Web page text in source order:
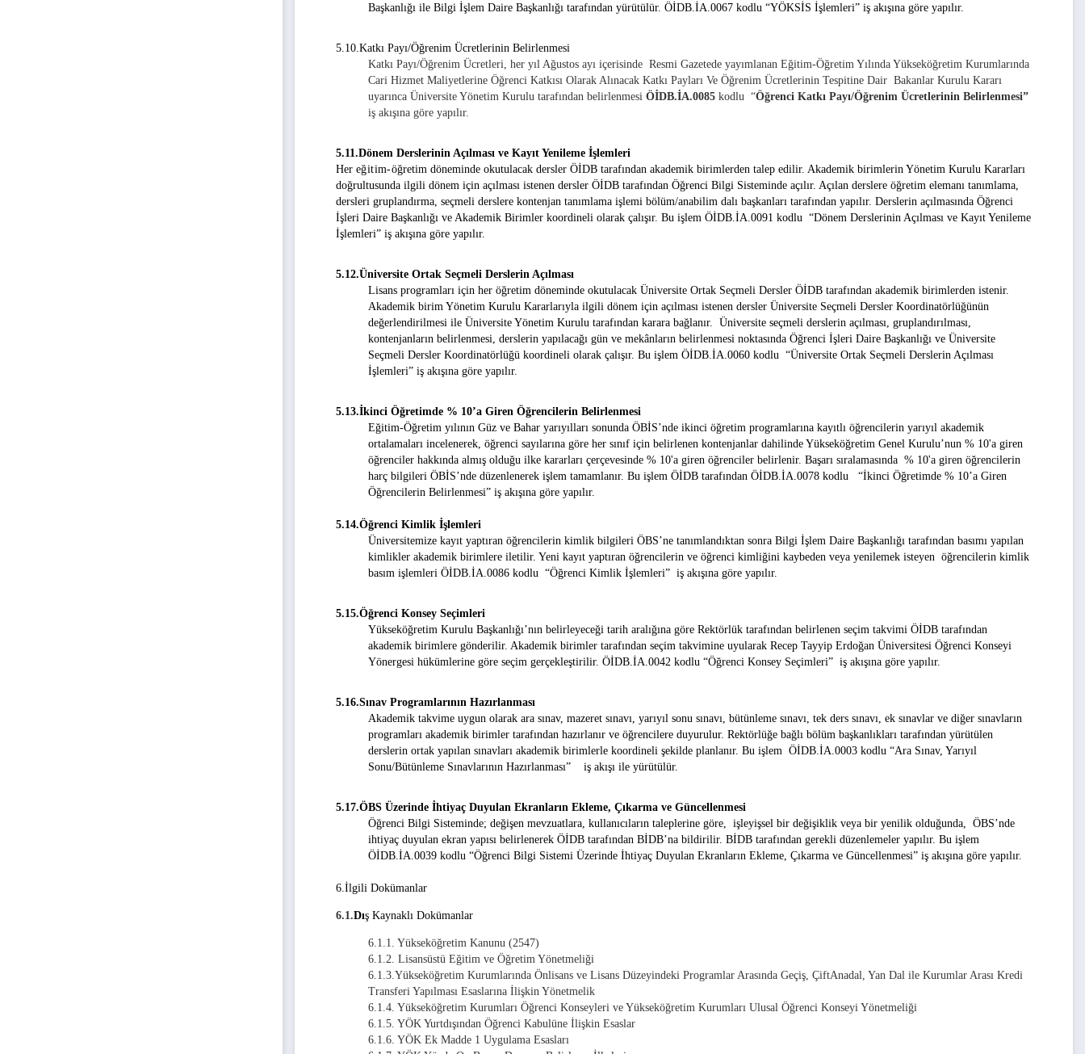
Başkanlığı ile Bilgi İşlem Daire Başkanlığı tarafından yürütülür. ÖİDB.İA.0067 kodlu “YÖKSİS İşlemleri” iş akışına göre yapılır.
5.10.Katkı Payı/Öğrenim Ücretlerinin Belirlenmesi
Katkı Payı/Öğrenim Ücretleri, her yıl Ağustos ayı içerisinde Resmi Gazetede yayımlanan Eğitim-Öğretim Yılında Yükseköğretim Kurumlarında
Cari Hizmet Maliyetlerine Öğrenci Katkısı Olarak Alınacak Katkı Payları Ve Öğrenim Ücretlerinin Tespitine Dair Bakanlar Kurulu Kararı
uyarınca Üniversite Yönetim Kurulu tarafından belirlenmesi ÖİDB.İA.0085 kodlu “Öğrenci Katkı Payı/Öğrenim Ücretlerinin Belirlenmesi”
iş akışına göre yapılır.
5.11.Dönem Derslerinin Açılması ve Kayıt Yenileme İşlemleri
Her eğitim-öğretim döneminde okutulacak dersler ÖİDB tarafından akademik birimlerden talep edilir. Akademik birimlerin Yönetim Kurulu Kararları
doğrultusunda ilgili dönem için açılması istenen dersler ÖİDB tarafından Öğrenci Bilgi Sisteminde açılır. Açılan derslere öğretim elemanı tanımlama,
dersleri gruplandırma, seçmeli derslere kontenjan tanımlama işlemi bölüm/anabilim dalı başkanları tarafından yapılır. Derslerin açılmasında Öğrenci
İşleri Daire Başkanlığı ve Akademik Birimler koordineli olarak çalışır. Bu işlem ÖİDB.İA.0091 kodlu “Dönem Derslerinin Açılması ve Kayıt Yenileme
İşlemleri” iş akışına göre yapılır.
5.12.Üniversite Ortak Seçmeli Derslerin Açılması
Lisans programları için her öğretim döneminde okutulacak Üniversite Ortak Seçmeli Dersler ÖİDB tarafından akademik birimlerden istenir.
Akademik birim Yönetim Kurulu Kararlarıyla ilgili dönem için açılması istenen dersler Üniversite Seçmeli Dersler Koordinatörlüğünün
değerlendirilmesi ile Üniversite Yönetim Kurulu tarafından karara bağlanır. Üniversite seçmeli derslerin açılması, gruplandırılması,
kontenjanların belirlenmesi, derslerin yapılacağı gün ve mekânların belirlenmesi noktasında Öğrenci İşleri Daire Başkanlığı ve Üniversite
Seçmeli Dersler Koordinatörlüğü koordineli olarak çalışır. Bu işlem ÖİDB.İA.0060 kodlu “Üniversite Ortak Seçmeli Derslerin Açılması
İşlemleri” iş akışına göre yapılır.
5.13.İkinci Öğretimde % 10’a Giren Öğrencilerin Belirlenmesi
Eğitim-Öğretim yılının Güz ve Bahar yarıyılları sonunda ÖBİS’nde ikinci öğretim programlarına kayıtlı öğrencilerin yarıyıl akademik
ortalamaları incelenerek, öğrenci sayılarına göre her sınıf için belirlenen kontenjanlar dahilinde Yükseköğretim Genel Kurulu’nun % 10'a giren
öğrenciler hakkında almış olduğu ilke kararları çerçevesinde % 10'a giren öğrenciler belirlenir. Başarı sıralamasında % 10'a giren öğrencilerin
harç bilgileri ÖBİS’nde düzenlenerek işlem tamamlanır. Bu işlem ÖİDB tarafından ÖİDB.İA.0078 kodlu
“İkinci Öğretimde % 10’a Giren
Öğrencilerin Belirlenmesi” iş akışına göre yapılır.
5.14.Öğrenci Kimlik İşlemleri
Üniversitemize kayıt yaptıran öğrencilerin kimlik bilgileri ÖBS’ne tanımlandıktan sonra Bilgi İşlem Daire Başkanlığı tarafından basımı yapılan
kimlikler akademik birimlere iletilir. Yeni kayıt yaptıran öğrencilerin ve öğrenci kimliğini kaybeden veya yenilemek isteyen öğrencilerin kimlik
basım işlemleri ÖİDB.İA.0086 kodlu “Öğrenci Kimlik İşlemleri” iş akışına göre yapılır.
5.15.Öğrenci Konsey Seçimleri
Yükseköğretim Kurulu Başkanlığı’nın belirleyeceği tarih aralığına göre Rektörlük tarafından belirlenen seçim takvimi ÖİDB tarafından
akademik birimlere gönderilir. Akademik birimler tarafından seçim takvimine uyularak Recep Tayyip Erdoğan Üniversitesi Öğrenci Konseyi
Yönergesi hükümlerine göre seçim gerçekleştirilir. ÖİDB.İA.0042 kodlu “Öğrenci Konsey Seçimleri” iş akışına göre yapılır.
5.16.Sınav Programlarının Hazırlanması
Akademik takvime uygun olarak ara sınav, mazeret sınavı, yarıyıl sonu sınavı, bütünleme sınavı, tek ders sınavı, ek sınavlar ve diğer sınavların
programları akademik birimler tarafından hazırlanır ve öğrencilere duyurulur. Rektörlüğe bağlı bölüm başkanlıkları tarafından yürütülen
derslerin ortak yapılan sınavları akademik birimlerle koordineli şekilde planlanır. Bu işlem ÖİDB.İA.0003 kodlu “Ara Sınav, Yarıyıl
Sonu/Bütünleme Sınavlarının Hazırlanması” iş akışı ile yürütülür.
5.17.ÖBS Üzerinde İhtiyaç Duyulan Ekranların Ekleme, Çıkarma ve Güncellenmesi
Öğrenci Bilgi Sisteminde; değişen mevzuatlara, kullanıcıların taleplerine göre, işleyişsel bir değişiklik veya bir yenilik olduğunda, ÖBS’nde
ihtiyaç duyulan ekran yapısı belirlenerek ÖİDB tarafından BİDB’na bildirilir. BİDB tarafından gerekli düzenlemeler yapılır. Bu işlem
ÖİDB.İA.0039 kodlu “Öğrenci Bilgi Sistemi Üzerinde İhtiyaç Duyulan Ekranların Ekleme, Çıkarma ve Güncellenmesi” iş akışına göre yapılır.
6.İlgili Dokümanlar
6.1.Dış Kaynaklı Dokümanlar
6.1.1. Yükseköğretim Kanunu (2547)
6.1.2. Lisansüstü Eğitim ve Öğretim Yönetmeliği
6.1.3.Yükseköğretim Kurumlarında Önlisans ve Lisans Düzeyindeki Programlar Arasında Geçiş, ÇiftAnadal, Yan Dal ile Kurumlar Arası Kredi
Transferi Yapılması Esaslarına İlişkin Yönetmelik
6.1.4. Yükseköğretim Kurumları Öğrenci Konseyleri ve Yükseköğretim Kurumları Ulusal Öğrenci Konseyi Yönetmeliği
6.1.5. YÖK Yurtdışından Öğrenci Kabulüne İlişkin Esaslar
6.1.6. YÖK Ek Madde 1 Uygulama Esasları